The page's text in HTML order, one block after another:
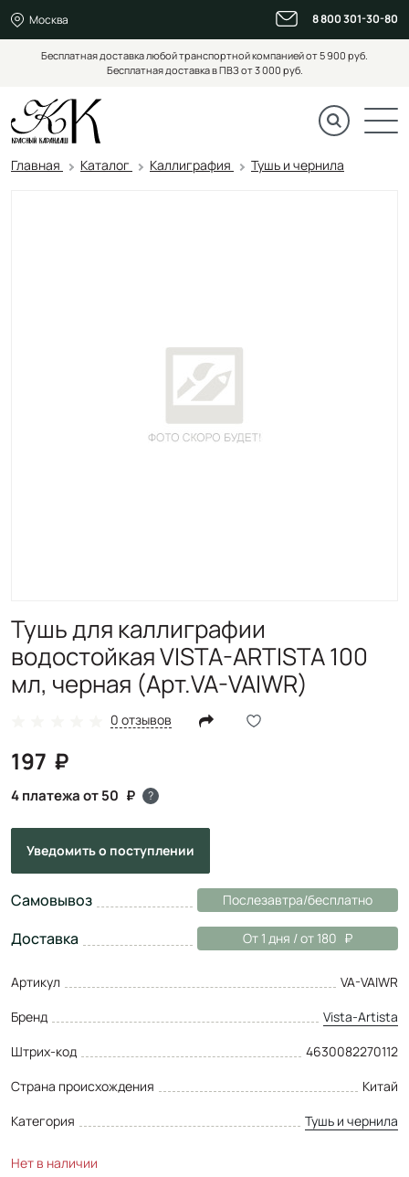
Москва 8 800 301-30-80
Бесплатная доставка любой транспортной компанией от 5 900 руб.
Бесплатная доставка в ПВЗ от 3 000 руб.
Главная Каталог Каллиграфия Тушь и чернила
Тушь для каллиграфии
водостойкая VISTA-ARTISTA 100
мл, черная (Арт.VA-VAIWR)
0 отзывов
197
4 платежа от 50 ?
Уведомитьо поступлении
Самовывоз Послезавтра/бесплатно
Доставка От 1 дня / от 180
Артикул
VA-VAIWR
Бренд
Vista-Artista
Штрих-код
4630082270112
Страна происхождения
Китай
Категория
Тушь и чернила
Нет в наличии